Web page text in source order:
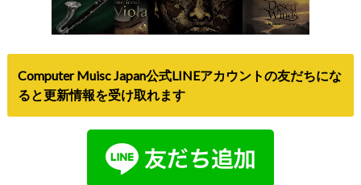
Computer Muisc Japan公式LINEアカウントの友だちにな
ると更新情報を受け取れます